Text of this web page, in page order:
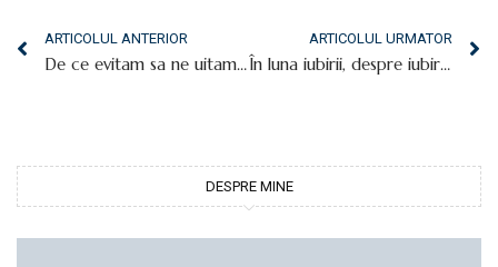
ARTICOLUL ANTERIOR
De ce evitam sa ne uitam la traume si ne intarziem vindecarea?
ARTICOLUL URMATOR
În luna iubirii, despre iubire cu năbădăi
DESPRE MINE